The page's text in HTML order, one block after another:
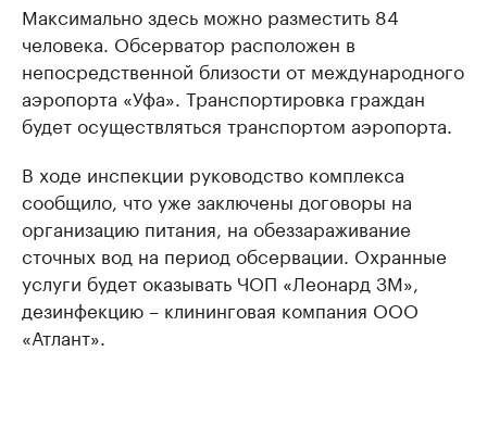
Максимально здесь можно разместить 84
человека. Обсерватор расположен в
непосредственной близости от международного
аэропорта «Уфа». Транспортировка граждан
будет осуществляться транспортом аэропорта.
В ходе инспекции руководство комплекса
сообщило, что уже заключены договоры на
организацию питания, на обеззараживание
сточных вод на период обсервации. Охранные
услуги будет оказывать ЧОП «Леонард ЗМ»,
дезинфекцию – клининговая компания ООО
«Атлант».